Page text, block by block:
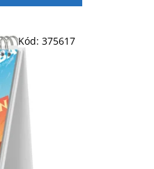
Kód: 375617